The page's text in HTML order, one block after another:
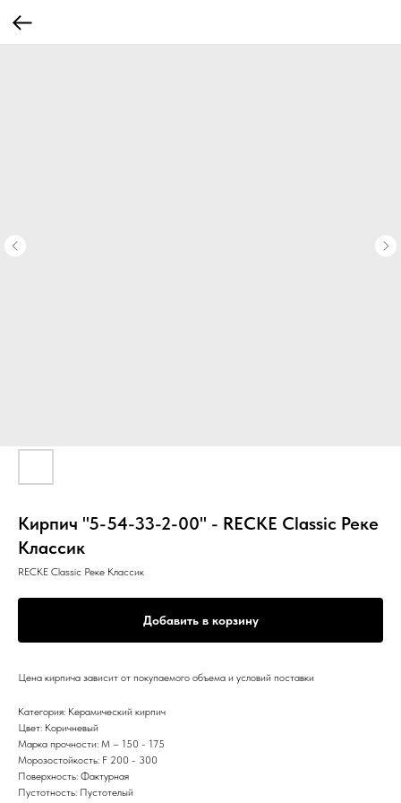
Кирпич "5-54-33-2-00" - RECKE Classic Реке
Классик
RECKE Classic Реке Классик
Добавить в корзину
Цена кирпича зависит от покупаемого объема и условий поставки
Категория: Керамический кирпич
Цвет: Коричневый
Марка прочности: М – 150 - 175
Морозостойкость: F 200 - 300
Поверхность: Фактурная
Пустотность: Пустотелый